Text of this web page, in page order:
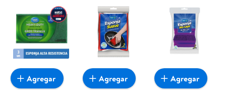
Agregar Agregar Agregar